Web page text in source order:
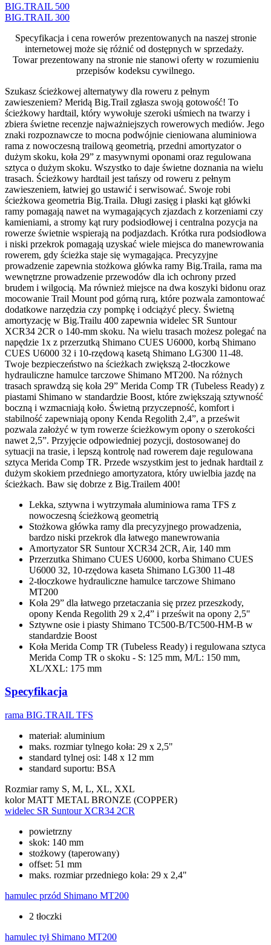
BIG.TRAIL 500
BIG.TRAIL 300
Specyfikacja i cena rowerów prezentowanych na naszej stronie
internetowej może się różnić od dostępnych w sprzedaży.
Towar prezentowany na stronie nie stanowi oferty w rozumieniu
przepisów kodeksu cywilnego.
Szukasz ścieżkowej alternatywy dla roweru z pełnym
zawieszeniem? Meridą Big.Trail zgłasza swoją gotowość! To
ścieżkowy hardtail, który wywołuje szeroki uśmiech na twarzy i
zbiera świetne recenzje najważniejszych rowerowych mediów. Jego
znaki rozpoznawcze to mocna podwójnie cieniowana aluminiowa
rama z nowoczesną trailową geometrią, przedni amortyzator o
dużym skoku, koła 29” z masywnymi oponami oraz regulowana
sztyca o dużym skoku. Wszystko to daje świetne doznania na wielu
trasach. Ścieżkowy hardtail jest tańszy od roweru z pełnym
zawieszeniem, łatwiej go ustawić i serwisować. Swoje robi
ścieżkowa geometria Big.Traila. Długi zasięg i płaski kąt główki
ramy pomagają nawet na wymagających zjazdach z korzeniami czy
kamieniami, a stromy kąt rury podsiodłowej i centralna pozycja na
rowerze świetnie wspierają na podjazdach. Krótka rura podsiodłowa
i niski przekrok pomagają uzyskać wiele miejsca do manewrowania
rowerem, gdy ścieżka staje się wymagająca. Precyzyjne
prowadzenie zapewnia stożkowa główka ramy Big.Traila, rama ma
wewnętrzne prowadzenie przewodów dla ich ochrony przed
brudem i wilgocią. Ma również miejsce na dwa koszyki bidonu oraz
mocowanie Trail Mount pod górną rurą, które pozwala zamontować
dodatkowe narzędzia czy pompkę i odciążyć plecy. Świetną
amortyzację w Big.Trailu 400 zapewnia widelec SR Suntour
XCR34 2CR o 140-mm skoku. Na wielu trasach możesz polegać na
napędzie 1x z przerzutką Shimano CUES U6000, korbą Shimano
CUES U6000 32 i 10-rzędową kasetą Shimano LG300 11-48.
Twoje bezpieczeństwo na ścieżkach zwiększą 2-tłoczkowe
hydrauliczne hamulce tarczowe Shimano MT200. Na różnych
trasach sprawdzą się koła 29” Merida Comp TR (Tubeless Ready) z
piastami Shimano w standardzie Boost, które zwiększają sztywność
boczną i wzmacniają koło. Świetną przyczepność, komfort i
stabilność zapewniają opony Kenda Regolith 2,4”, a prześwit
pozwala założyć w tym rowerze ścieżkowym opony o szerokości
nawet 2,5”. Przyjęcie odpowiedniej pozycji, dostosowanej do
sytuacji na trasie, i lepszą kontrolę nad rowerem daje regulowana
sztyca Merida Comp TR. Przede wszystkim jest to jednak hardtail z
dużym skokiem przedniego amortyzatora, który uwielbia jazdę na
ścieżkach. Baw się dobrze z Big.Trailem 400!
Lekka, sztywna i wytrzymała aluminiowa rama TFS z
nowoczesną ścieżkową geometrią
Stożkowa główka ramy dla precyzyjnego prowadzenia,
bardzo niski przekrok dla łatwego manewrowania
Amortyzator SR Suntour XCR34 2CR, Air, 140 mm
Przerzutka Shimano CUES U6000, korba Shimano CUES
U6000 32, 10-rzędowa kaseta Shimano LG300 11-48
2-tłoczkowe hydrauliczne hamulce tarczowe Shimano
MT200
Koła 29” dla łatwego przetaczania się przez przeszkody,
opony Kenda Regolith 29 x 2,4” i prześwit na opony 2,5"
Sztywne osie i piasty Shimano TC500-B/TC500-HM-B w
standardzie Boost
Koła Merida Comp TR (Tubeless Ready) i regulowana sztyca
Merida Comp TR o skoku - S: 125 mm, M/L: 150 mm,
XL/XXL: 175 mm
Specyfikacja
rama BIG.TRAIL TFS
materiał: aluminium
maks. rozmiar tylnego koła: 29 x 2,5"
standard tylnej osi: 148 x 12 mm
standard suportu: BSA
Rozmiar ramy S, M, L, XL, XXL
kolor MATT METAL BRONZE (COPPER)
widelec SR Suntour XCR34 2CR
powietrzny
skok: 140 mm
stożkowy (taperowany)
offset: 51 mm
maks. rozmiar przedniego koła: 29 x 2,4"
hamulec przód Shimano MT200
2 tłoczki
hamulec tył Shimano MT200